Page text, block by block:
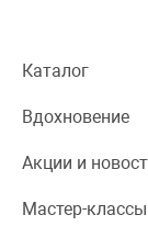
Каталог
Вдохновение
Акции и
Мастер-классы